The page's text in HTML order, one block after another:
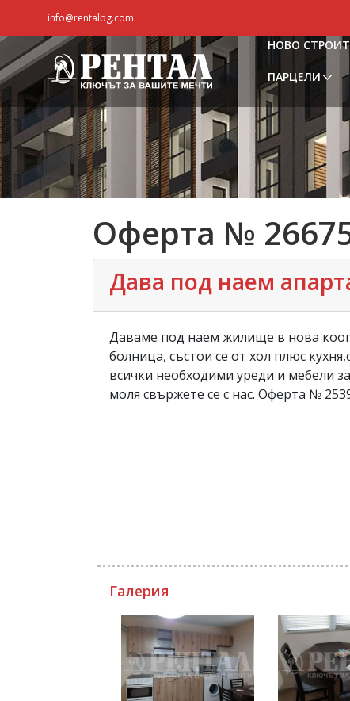
info@rentalbg.com
НОВО
ПАРЦЕЛИ
Оферта №
Дава под наем
Даваме под наем жилище в нова
болница, състои се от хол плюс
всички необходими уреди и мебели
моля свържете се с нас. Оферта №
Галерия